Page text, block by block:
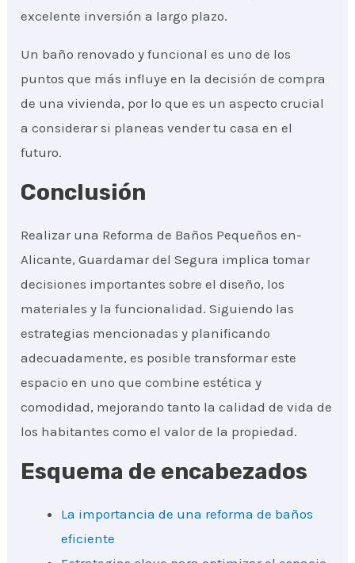
excelente inversión a largo plazo.
Un baño renovado y funcional es uno de los
puntos que más influye en la decisión de compra
de una vivienda, por lo que es un aspecto crucial
a considerar si planeas vender tu casa en el
futuro.
Conclusión
Realizar una Reforma de Baños Pequeños en-
Alicante, Guardamar del Segura implica tomar
decisiones importantes sobre el diseño, los
materiales y la funcionalidad. Siguiendo las
estrategias mencionadas y planificando
adecuadamente, es posible transformar este
espacio en uno que combine estética y
comodidad, mejorando tanto la calidad de vida de
los habitantes como el valor de la propiedad.
Esquema de encabezados
La importancia de una reforma de baños
eficiente